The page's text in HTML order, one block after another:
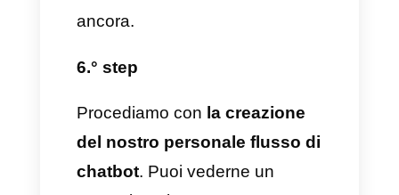
Come creare un flusso di
chatbot con Callbell